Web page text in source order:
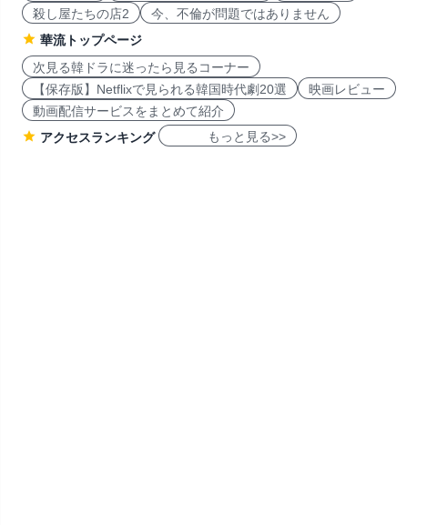
殺し屋たちの店2
今、不倫が問題ではありません
華流トップページ
次見る韓ドラに迷ったら見るコーナー
【保存版】Netflixで見られる韓国時代劇20選
映画レビュー
動画配信サービスをまとめて紹介
アクセスランキング
もっと見る>>